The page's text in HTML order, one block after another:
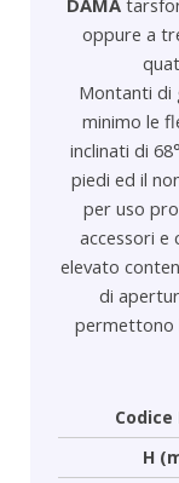
oppure a
Montanti di
minimo le
inclinati di
piedi ed il
per uso
accessori e
elevato
di
permettono
Codice
H